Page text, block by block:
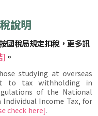
說明
國稅局規定扣稅，更多訊
] 。
studying at overseas
to tax withholding in
of the National
Individual Income Tax, for
check here].